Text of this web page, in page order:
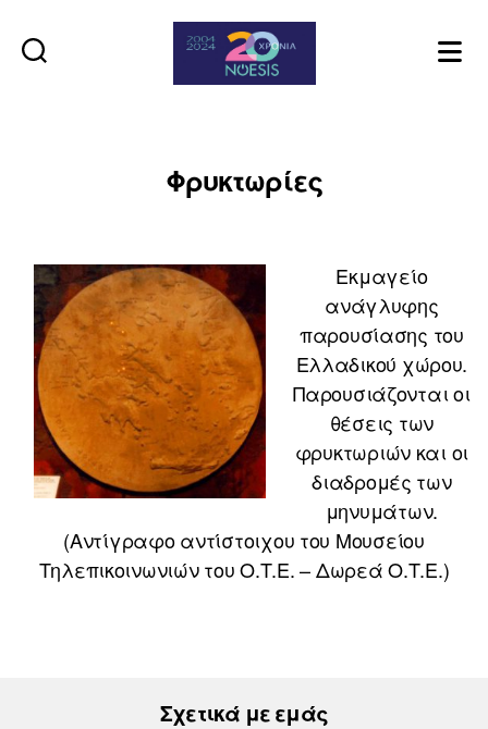
Φρυκτωρίες
Εκμαγείο
ανάγλυφης
παρουσίασης του
Ελλαδικού χώρου.
Παρουσιάζονται οι
θέσεις των
φρυκτωριών και οι
διαδρομές των
μηνυμάτων.
(Αντίγραφο αντίστοιχου του Μουσείου
Τηλεπικοινωνιών του Ο.Τ.Ε. – Δωρεά Ο.Τ.Ε.)
Σχετικά με εμάς